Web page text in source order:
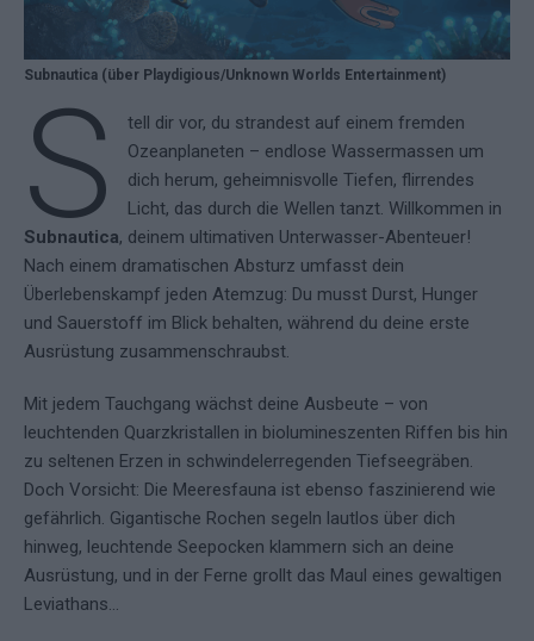
Subnautica (über Playdigious/Unknown Worlds Entertainment)
S
tell dir vor, du strandest auf einem fremden
Ozeanplaneten – endlose Wassermassen um
dich herum, geheimnisvolle Tiefen, flirrendes
Licht, das durch die Wellen tanzt. Willkommen in
Subnautica, deinem ultimativen Unterwasser-Abenteuer!
Nach einem dramatischen Absturz umfasst dein
Überlebenskampf jeden Atemzug: Du musst Durst, Hunger
und Sauerstoff im Blick behalten, während du deine erste
Ausrüstung zusammen­schraubst.
Mit jedem Tauchgang wächst deine Ausbeute – von
leuchtenden Quarzkristallen in biolumineszenten Riffen bis hin
zu seltenen Erzen in schwindelerregenden Tiefseegräben.
Doch Vorsicht: Die Meeresfauna ist ebenso faszinierend wie
gefährlich. Gigantische Rochen segeln lautlos über dich
hinweg, leuchtende Seepocken klammern sich an deine
Ausrüstung, und in der Ferne grollt das Maul eines gewaltigen
Leviathans…